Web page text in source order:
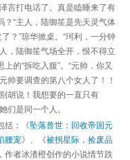
言打电话了。真是瞌睡来了有
？“主人，陆御笙是先天灵气体
？”琼华掀桌。“珂利，一分钟
，陆御笙气场全开，恨不得立
的“拆吃入腹”。“元帅，你又
帅要调查的第八个女人了！！
胡说！我想要的一直只有
们是同一个人。
括：《坠落兽世：回收帝国元
腰宠》、《被拐星际，捡废品
作者冰渣橙创作的小说情节跌